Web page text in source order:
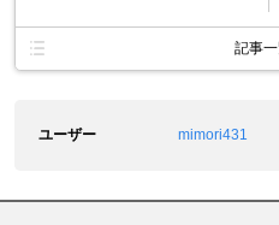
記事
ユーザー mimori431